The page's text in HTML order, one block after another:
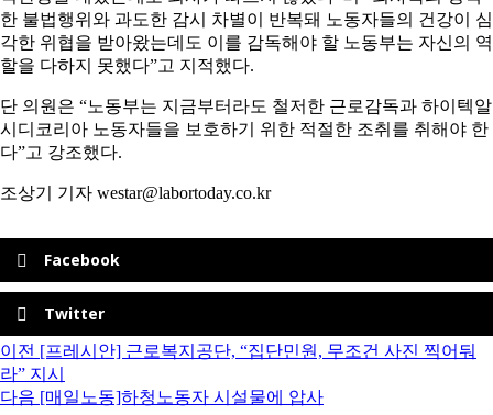
한 불법행위와 과도한 감시 차별이 반복돼 노동자들의 건강이 심
각한 위협을 받아왔는데도 이를 감독해야 할 노동부는 자신의 역
할을 다하지 못했다”고 지적했다.
단 의원은 “노동부는 지금부터라도 철저한 근로감독과 하이텍알
시디코리아 노동자들을 보호하기 위한 적절한 조취를 취해야 한
다”고 강조했다.
조상기 기자 westar@labortoday.co.kr
Facebook
Twitter
이전 [프레시안] 근로복지공단, “집단민원, 무조건 사진 찍어둬
라” 지시
다음 [매일노동]하청노동자 시설물에 압사